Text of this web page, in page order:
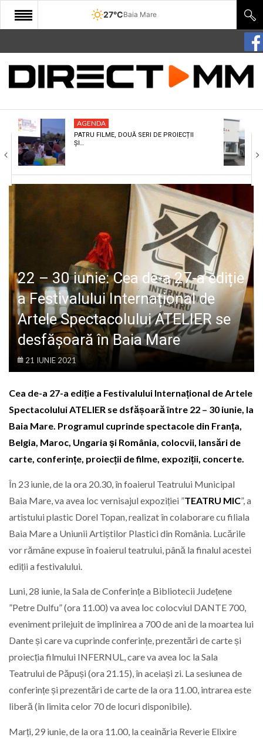
27°CBaia Mare
START
COMUNITATE
CULTURA
ECONOMIE
SANATATE
LIFE
AGENDA
PATRU FILME, DOUĂ SERI DE PROIECȚII
ȘI…
22 – 30 iunie: Cea de-a 27-a ediție
a Festivalului Internațional de
Artele Spectacolului ATELIER se
desfășoară în Baia Mare
21 IUNIE 2021
Cea de-a 27-a ediție a Festivalului Internațional de Artele
Spectacolului ATELIER se dsfășoară între 22 – 30 iunie, la
Baia Mare. Programul cuprinde spectacole din Franța,
Belgia, Maroc, Ungaria şi România, colocvii, lansări de
carte, conferințe, proiecții de filme, expoziții, concerte.
În 23 iunie, de la ora 20.30, în foaierul Teatrului Municipal
Baia Mare, va avea loc vernisajul expoziției ”TEATRU MIC”, a
artistului plastic Dorel Topan, realizat în colaborare cu filiala
Baia Mare a Uniunii Artiștilor Plastici din România. Lucările
vor rămâne expuse în foaierul teatrului, până la finalul acestei
ediții a festivalului.
Luni, 28 iunie, la Sala de Conferințe a Bibliotecii Județene
”Petre Dulfu” (ora 11.00) va avea loc colocviul DANTE 700,
eveniment prilejuit de împlinirea a 700 de ani de la moartea lui
Dante și care va cuprinde conferințe, prezentări de carte și
proiecția filmului INFERNUL, care va avea loc la Sala
Teatrului de Păpuși (ora 21.15), în aceiași zi. La sesiunea de
conferințe și prezentări de carte de la ora 11.00, intrarea este
liberă (în limita celor 70 de locuri disponibile).
Marți, 29 iunie, de la ora 11.00, la ceainăria Reverie Elixire